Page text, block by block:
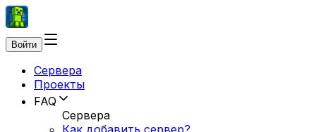
Войти
Сервера
Проекты
FAQ
Сервера
Как добавить сервер?